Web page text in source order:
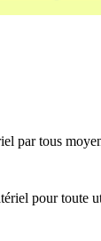
par tous
pour toute